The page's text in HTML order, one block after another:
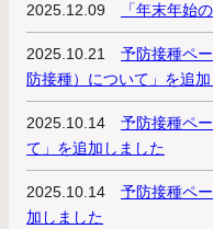
2025.12.09 「年末年始
2025.10.21 予防接種ペ
防接種）について」を追
2025.10.14 予防接種ペ
て」を追加しました
2025.10.14 予防接種ペ
加しました